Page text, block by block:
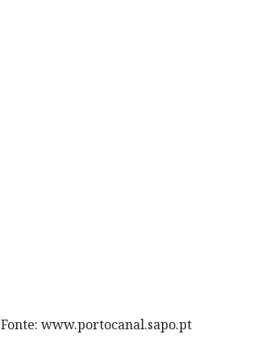
Fonte: www.portocanal.sapo.pt